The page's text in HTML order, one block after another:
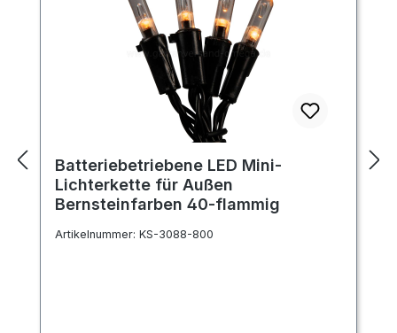
Batteriebetriebene LED Mini-
Lichterkette für Außen
Bernsteinfarben 40-flammig
Artikelnummer: KS-3088-800